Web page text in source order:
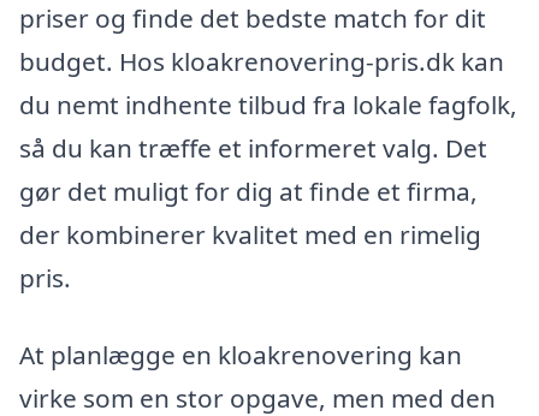
priser og finde det bedste match for dit
budget. Hos kloakrenovering-pris.dk kan
du nemt indhente tilbud fra lokale fagfolk,
så du kan træffe et informeret valg. Det
gør det muligt for dig at finde et firma,
der kombinerer kvalitet med en rimelig
pris.
At planlægge en kloakrenovering kan
virke som en stor opgave, men med den